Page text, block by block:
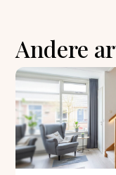
Andere